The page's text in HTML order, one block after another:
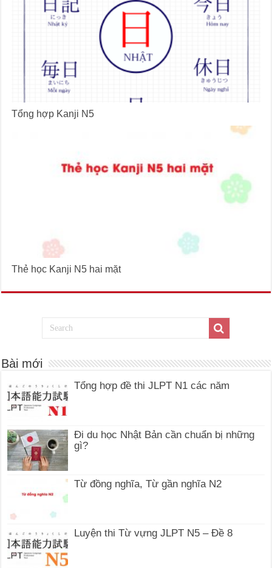
Tổng hợp Kanji N5
Thẻ học Kanji N5 hai mặt
Bài mới
Tổng hợp đề thi JLPT N1 các năm
Đi du học Nhật Bản cần chuẩn bị những
gì?
Từ đồng nghĩa, Từ gần nghĩa N2
Luyện thi Từ vựng JLPT N5 – Đề 8